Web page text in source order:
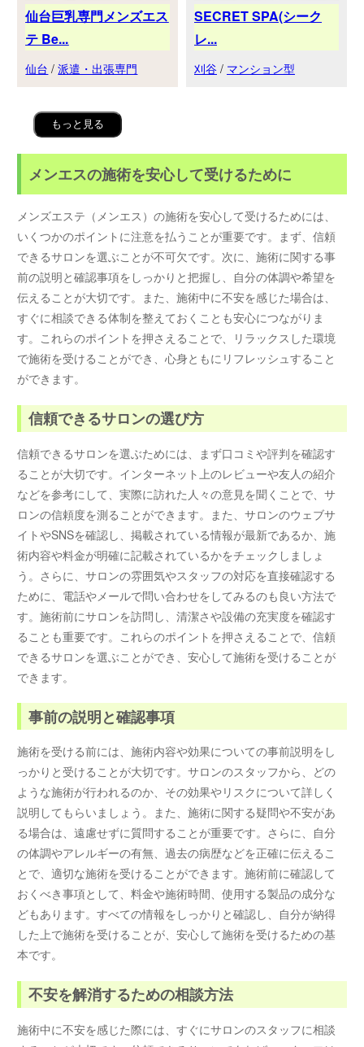
仙台巨乳専門メンズエス
テ Be...
仙台 /派遣・出張専門
SECRET SPA(シーク
レ...
刈谷 / マンション型
もっと見る
メンエスの施術を安心して受けるために
メンズエステ（メンエス）の施術を安心して受けるためには、
いくつかのポイントに注意を払うことが重要です。まず、信頼
できるサロンを選ぶことが不可欠です。次に、施術に関する事
前の説明と確認事項をしっかりと把握し、自分の体調や希望を
伝えることが大切です。また、施術中に不安を感じた場合は、
すぐに相談できる体制を整えておくことも安心につながりま
す。これらのポイントを押さえることで、リラックスした環境
で施術を受けることができ、心身ともにリフレッシュすること
ができます。
信頼できるサロンの選び方
信頼できるサロンを選ぶためには、まず口コミや評判を確認す
ることが大切です。インターネット上のレビューや友人の紹介
などを参考にして、実際に訪れた人々の意見を聞くことで、サ
ロンの信頼度を測ることができます。また、サロンのウェブサ
イトやSNSを確認し、掲載されている情報が最新であるか、施
術内容や料金が明確に記載されているかをチェックしましょ
う。さらに、サロンの雰囲気やスタッフの対応を直接確認する
ために、電話やメールで問い合わせをしてみるのも良い方法で
す。施術前にサロンを訪問し、清潔さや設備の充実度を確認す
ることも重要です。これらのポイントを押さえることで、信頼
できるサロンを選ぶことができ、安心して施術を受けることが
できます。
事前の説明と確認事項
施術を受ける前には、施術内容や効果についての事前説明をし
っかりと受けることが大切です。サロンのスタッフから、どの
ような施術が行われるのか、その効果やリスクについて詳しく
説明してもらいましょう。また、施術に関する疑問や不安があ
る場合は、遠慮せずに質問することが重要です。さらに、自分
の体調やアレルギーの有無、過去の病歴などを正確に伝えるこ
とで、適切な施術を受けることができます。施術前に確認して
おくべき事項として、料金や施術時間、使用する製品の成分な
どもあります。すべての情報をしっかりと確認し、自分が納得
した上で施術を受けることが、安心して施術を受けるための基
本です。
不安を解消するための相談方法
施術中に不安を感じた際には、すぐにサロンのスタッフに相談